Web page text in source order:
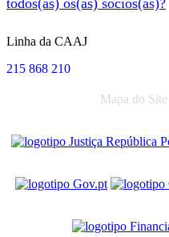
Linha da CAAJ
215 868 210
Mapa do Site